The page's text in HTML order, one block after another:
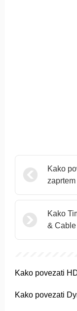
Kako
Kako
&
Kako povezati
Kako povezati